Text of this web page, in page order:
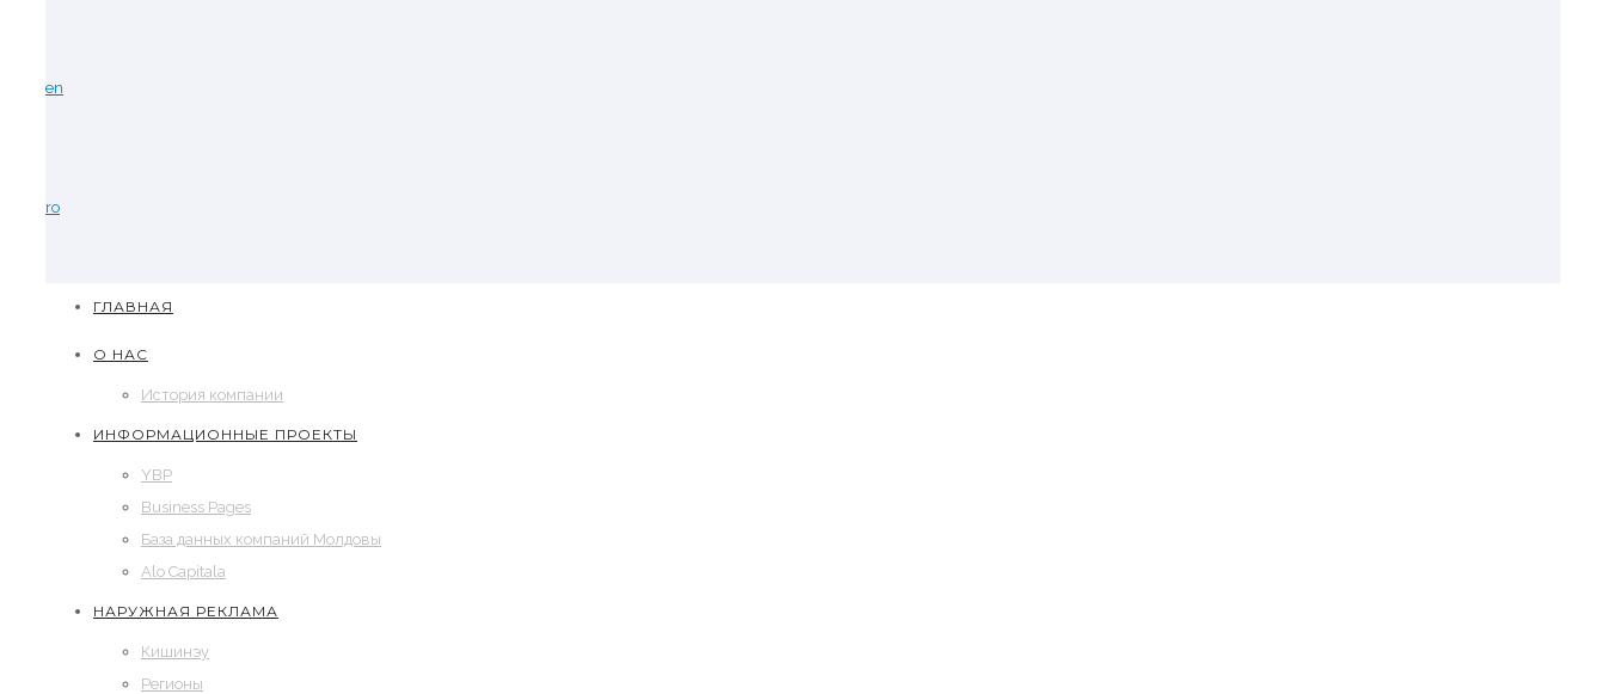
en
ro
ГЛАВНАЯ
О НАС
История компании
ИНФОРМАЦИОННЫЕ ПРОЕКТЫ
YBP
Business Pages
База данных компаний Молдовы
Alo Capitala
НАРУЖНАЯ РЕКЛАМА
Кишинэу
Регионы